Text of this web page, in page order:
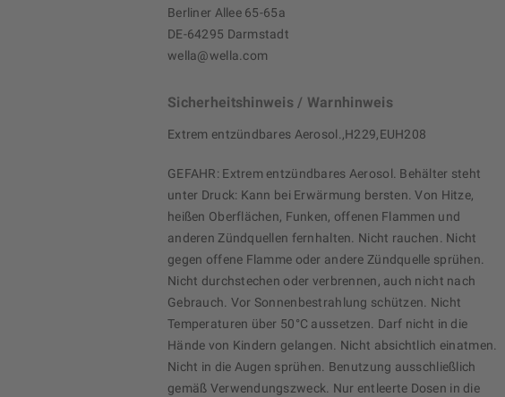
Berliner Allee 65-65a
DE-64295 Darmstadt
wella@wella.com
Sicherheitshinweis / Warnhinweis
Extrem entzündbares Aerosol.,H229,EUH208
GEFAHR: Extrem entzündbares Aerosol. Behälter steht
unter Druck: Kann bei Erwärmung bersten. Von Hitze,
heißen Oberflächen, Funken, offenen Flammen und
anderen Zündquellen fernhalten. Nicht rauchen. Nicht
gegen offene Flamme oder andere Zündquelle sprühen.
Nicht durchstechen oder verbrennen, auch nicht nach
Gebrauch. Vor Sonnenbestrahlung schützen. Nicht
Temperaturen über 50°C aussetzen. Darf nicht in die
Hände von Kindern gelangen. Nicht absichtlich einatmen.
Nicht in die Augen sprühen. Benutzung ausschließlich
gemäß Verwendungszweck. Nur entleerte Dosen in die